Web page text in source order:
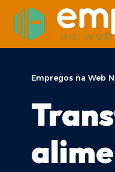
Empregos na Web